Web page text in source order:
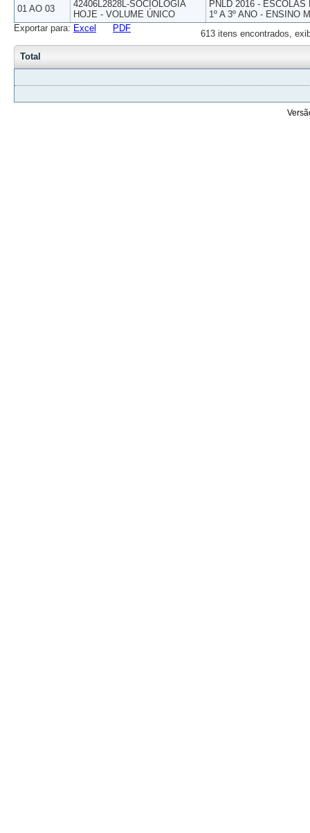
01 AO 03
42406L2828L-SOCIOLOGIA
HOJE - VOLUME ÚNICO
PNLD 2016 -
1º A 3º ANO - ENSINO
613 itens encontrados,
Exportar para: Excel PDF
Total